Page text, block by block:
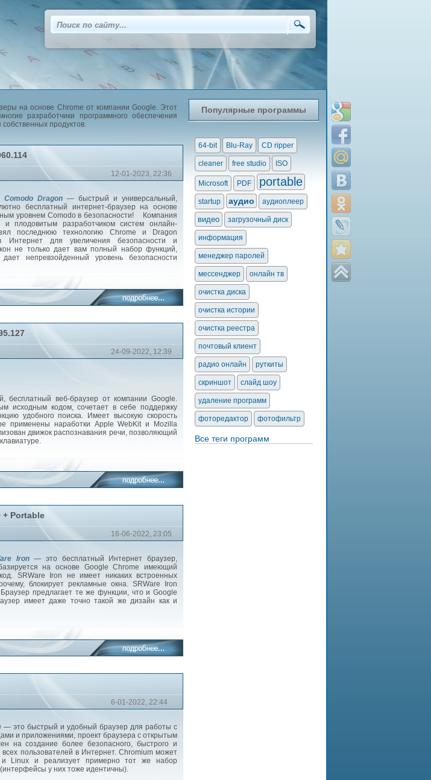
на основе Chrome от компании Google. Этот
разработчики программного обеспечения
продуктов.
12-01-2023, 22:36
Dragon— быстрый и универсальный,
бесплатный интернет-браузер на основе
уровнем Comodo в безопасности! Компания
и плодовитым разработчиком систем онлайн-
последнюю технологию Chrome и Dragon
Интернет для увеличения безопасности и
не только дает вам полный набор функций,
непревзойденный уровень безопасности
24-09-2022, 12:39
веб-браузер от компании Google.
исходным кодом, сочетает в себе поддержку
удобного поиска. Имеет высокую скорость
применены наработки Apple WebKit и Mozilla
движок распознавания речи, позволяющий
+ Portable
16-06-2022, 23:05
Iron— это бесплатный Интернет браузер,
на основе Google Chrome имеющий
SRWare Iron не имеет никаких встроенных
блокирует рекламные окна. SRWare Iron
предлагает те же функции, что и Google
имеет даже точно такой же дизайн как и
6-01-2022, 22:44
— это быстрый и удобный браузер для работы с
и приложениями, проект браузера с открытым
на создание более безопасного, быстрого и
пользователей в Интернет. Chromium может
Linux и реализует примерно тот же набор
у них тоже идентичны).
Популярные программы
64-bit Blu-Ray CD ripper
cleaner free studio ISO
Microsoft PDF portable
startup аудио аудиоплеер
видео загрузочный диск
информация
менеджер паролей
мессенджер онлайн тв
очистка диска
очистка истории
очистка реестра
почтовый клиент
радио онлайн руткиты
скриншот слайд шоу
удаление программ
фоторедактор фотофильтр
Все теги программ